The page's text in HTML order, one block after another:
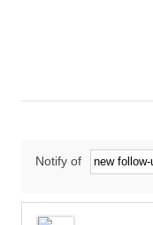
Notify of